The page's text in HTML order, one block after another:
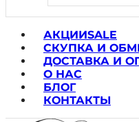
АКЦИИSALE
СКУПКА И
ДОСТАВКА И
О НАС
БЛОГ
КОНТАКТЫ